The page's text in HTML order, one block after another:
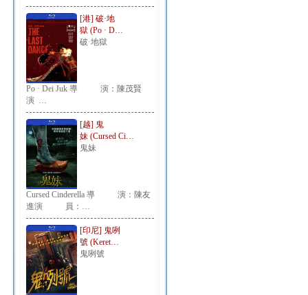
[港] 破·地
獄 (Po · D…
破·地獄
Po · Dei Juk 導 演：陳茂賢
演 …
[越] 鬼
妹 (Cursed Ci…
鬼妹
Cursed Cinderella 導 演：陳友
進演 員：…
[印尼] 鬼咧
號 (Keret…
鬼咧號